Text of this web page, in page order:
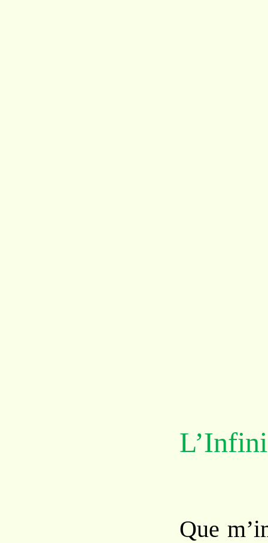
L’Infini
Que